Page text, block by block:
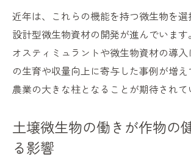
の違い
バイオスティミュラントに含
生物の特徴
微生物資材とバイオスティミュ
土壌微生物の視点でみる効果
近年は、これらの機能を持つ微生物を
設計型微生物資材の開発が進んでいます
オスティミュラントや微生物資材の導
の生育や収量向上に寄与した事例が増
農業の大きな柱となることが期待されて
土壌微生物の働きが作物の
る影響